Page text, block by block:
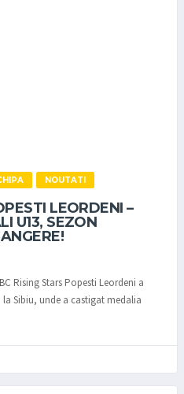
NOUTATI
LEORDENI –
U13, SEZON
Rising Stars Popesti Leordeni a
Sibiu, unde a castigat medalia